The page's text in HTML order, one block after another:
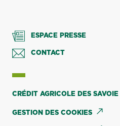
ESPACE PRESSE
CONTACT
CRÉDIT AGRICOLE DES SAVOIE
GESTION DES COOKIES